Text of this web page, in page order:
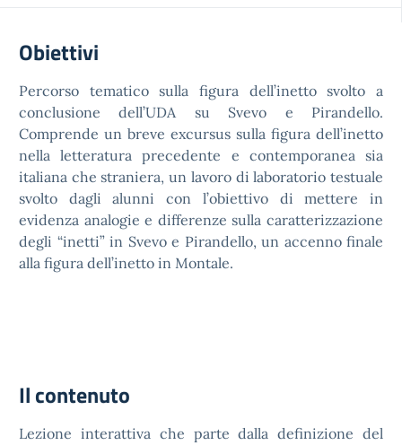
Obiettivi
Percorso tematico sulla figura dell’inetto svolto a
conclusione dell’UDA su Svevo e Pirandello.
Comprende un breve excursus sulla figura dell’inetto
nella letteratura precedente e contemporanea sia
italiana che straniera, un lavoro di laboratorio testuale
svolto dagli alunni con l’obiettivo di mettere in
evidenza analogie e differenze sulla caratterizzazione
degli “inetti” in Svevo e Pirandello, un accenno finale
alla figura dell’inetto in Montale.
Il contenuto
Lezione interattiva che parte dalla definizione del